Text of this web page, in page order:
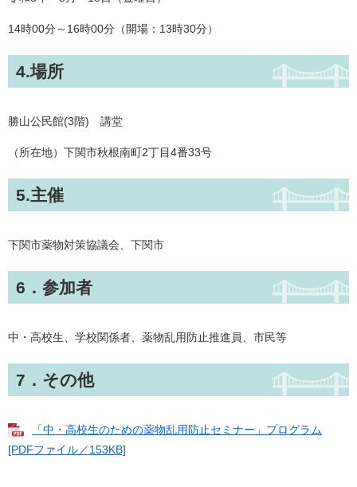
14時00分～16時00分（開場：13時30分）
4.場所
勝山公民館(3階) 講堂
（所在地）下関市秋根南町2丁目4番33号
5.主催
下関市薬物対策協議会、下関市
6．参加者
中・高校生、学校関係者、薬物乱用防止推進員、市民等
7．その他
「中・高校生のための薬物乱用防止セミナー」プログラム
[PDFファイル／153KB]